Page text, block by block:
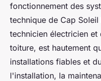
fonctionnement des
technique de Cap
technicien électricien et
toiture, est hautement
installations fiables et
l'installation, la